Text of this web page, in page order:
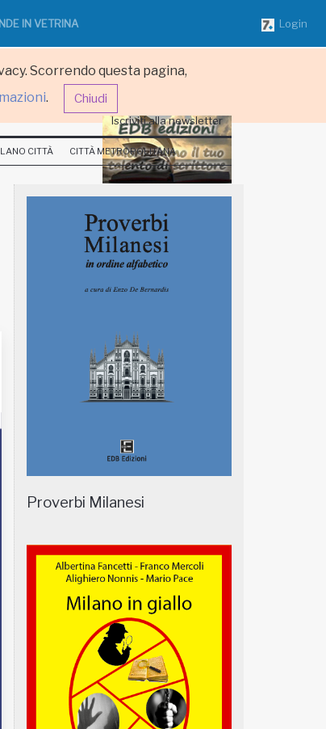
Scorrendo questa pagina,
. Chiudi
IN VETRINA Login
Iscriviti alla newsletter
CITTÀ CITTÀ METROPOLITANA
Proverbi Milanesi